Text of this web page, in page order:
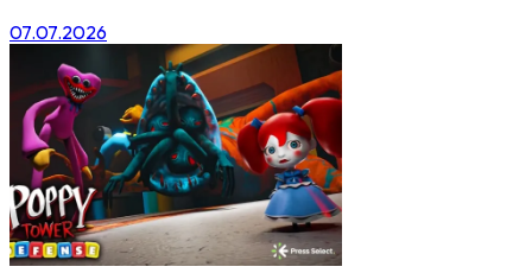
07.07.2026